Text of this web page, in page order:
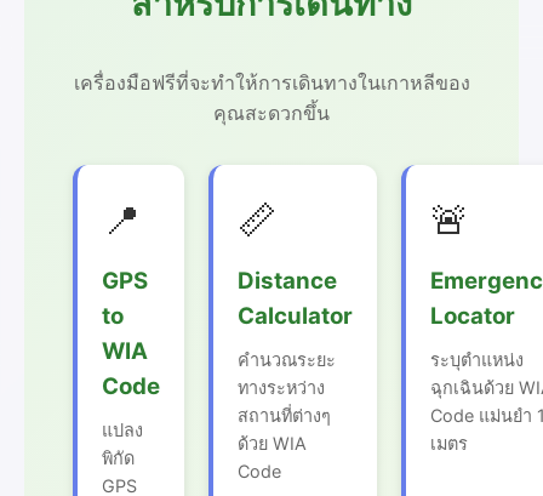
เครื่องมือฟรีที่จะทำให้การเดินทางในเกาหลีของ
คุณสะดวกขึ้น
📍
GPS
to
WIA
Code
แปลง
พิกัด
GPS
📏
Distance
Calculator
คำนวณระยะ
ทางระหว่าง
สถานที่ต่างๆ
ด้วย WIA
Code
🚨
Locator
ระบุตำแหน่ง
ฉุกเฉินด้วย
Code แม่นยำ
เมตร